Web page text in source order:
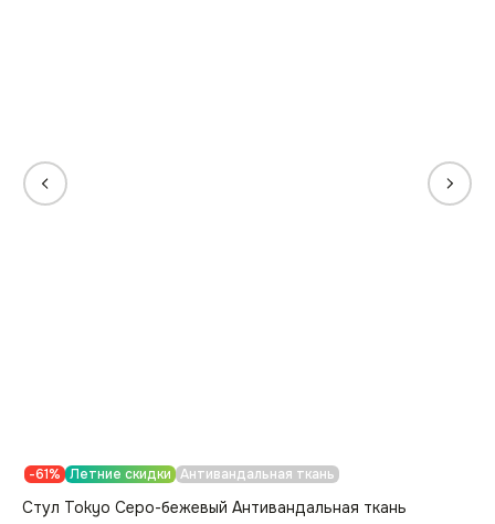
-61% Летние скидки Антивандальная ткань
Стул Tokyo Серо-бежевый Антивандальная ткань